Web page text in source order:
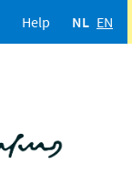
Help NL EN